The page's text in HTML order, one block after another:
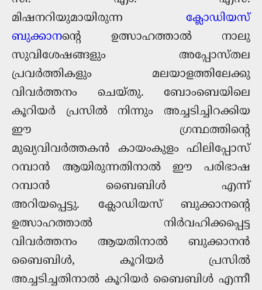
മിഷനറിയുമായിരുന്ന ക്ലോഡിയസ്
ബുക്കാനന്റെ ഉത്സാഹത്താൽ നാലു
സുവിശേഷങ്ങളും അപ്പോസ്തല
പ്രവര്‍ത്തികളും മലയാളത്തിലേക്കു
വിവര്‍ത്തനം ചെയ്തു. ബോംബെയിലെ
കൂറിയർ പ്രസിൽ നിന്നും അച്ചടിച്ചിറക്കിയ
ഈ ഗ്രന്ഥത്തിന്‍റെ
മുഖ്യവിവർത്തകൻ കായംകുളം ഫിലിപ്പോസ്
റമ്പാൻ ആയിരുന്നതിനാല്‍ ഈ പരിഭാഷ
റമ്പാൻ ബൈബിൾ എന്ന്
അറിയപ്പെട്ടു. ക്ലോഡിയസ് ബുക്കാനന്റെ
ഉത്സാഹത്താൽ നിർവഹിക്കപ്പെട്ട
വിവർത്തനം ആയതിനാൽ ബുക്കാനൻ
ബൈബിൾ, കൂറിയർ പ്രസിൽ
അച്ചടിച്ചതിനാൽ കൂറിയർ ബൈബിൾ എന്നീ